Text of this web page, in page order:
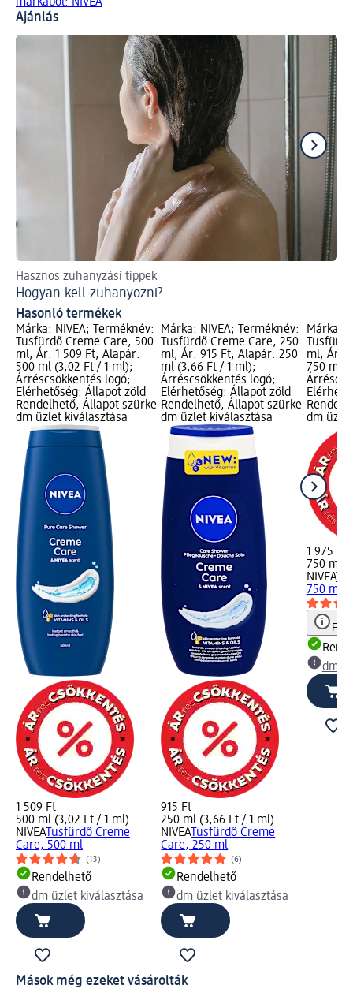
márkából: NIVEA
Ajánlás
Hasznos zuhanyzási tippek
Hogyan kell zuhanyozni?
Hasonló termékek
Márka: NIVEA; Terméknév:
Tusfürdő Creme Care, 500
ml; Ár: 1 509 Ft; Alapár:
500 ml (3,02 Ft / 1 ml);
Árréscsökkentés logó;
Elérhetőség: Állapot zöld
Rendelhető, Állapot szürke
dm üzlet kiválasztása
1 509 Ft
500 ml (3,02 Ft / 1 ml)
NIVEATusfürdő Creme
Care, 500 ml
(13)
Rendelhető
dm üzlet kiválasztása
Márka: NIVEA; Terméknév:
Tusfürdő Creme Care, 250
ml; Ár: 915 Ft; Alapár: 250
ml (3,66 Ft / 1 ml);
Árréscsökkentés logó;
Elérhetőség: Állapot zöld
Rendelhető, Állapot szürke
dm üzlet kiválasztása
915 Ft
250 ml (3,66 Ft / 1 ml)
NIVEATusfürdő Creme
Care, 250 ml
(6)
Rendelhető
dm üzlet kiválasztása
Márka:
ml; Ár:
750 ml
dm
1 975 Ft
750 ml
NIVEA
750 ml
dm
Mások még ezeket vásárolták